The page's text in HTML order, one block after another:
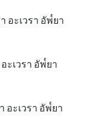
อะเวรา อัพ๎ยา
ะเวรา อัพ๎ยา
อะเวรา อัพ๎ยา